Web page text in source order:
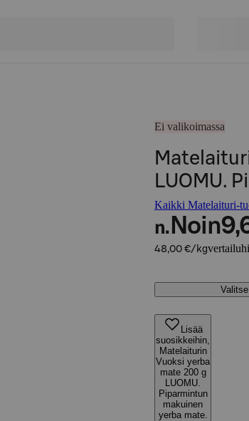
Ei valikoimassa
LUOMU.
Kaikki Matelaituri-
n. Noin
48,00 €/kg
Lisää
suosikkeihin,
Matelaiturin
Vuoksi yerba
mate 200 g
LUOMU.
Piparmintun
makuinen
yerba mate.